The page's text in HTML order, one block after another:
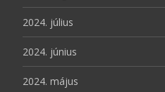
2024. július
2024. június
2024. május